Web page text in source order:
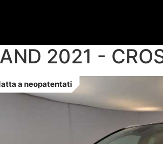
2021 -
a neopatentati